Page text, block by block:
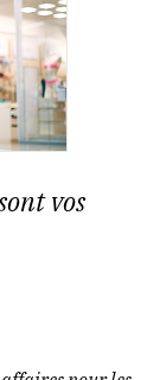
vos